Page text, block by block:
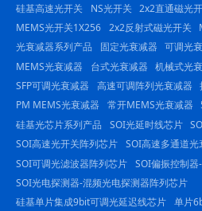
硅基高速光开关
NS光开关 2x2直通磁光
MEMS光开关1X256 2x2反射式磁光开关
光衰减器系列产品
固定光衰减器 可调光
MEMS光衰减器
台式光衰减器 机械式光
SFP可调光衰减器
高速可调阵列光衰减器
PM MEMS光衰减器
常开MEMS光衰减器
硅基光芯片系列产品
SOI光延时线芯片
SOI高速光开关阵列芯片 SOI高速多通道光
SOI可调光滤波器阵列芯片 SOI偏振控制
SOI光电探测器-混频光电探测器阵列芯片
硅基单片集成9bit可调光延迟线芯片 单片